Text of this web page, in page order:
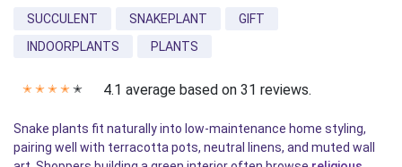
SUCCULENT
SNAKEPLANT
GIFT
INDOORPLANTS
PLANTS
✭ ✭ ✭ ✭ ✭ 4.1 average based on 31 reviews.
Snake plants fit naturally into low-maintenance home styling,
pairing well with terracotta pots, neutral linens, and muted wall